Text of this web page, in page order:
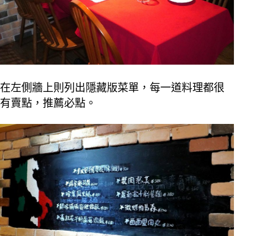
在左側牆上則列出隱藏版菜單，每一道料理都很
有賣點，推薦必點。